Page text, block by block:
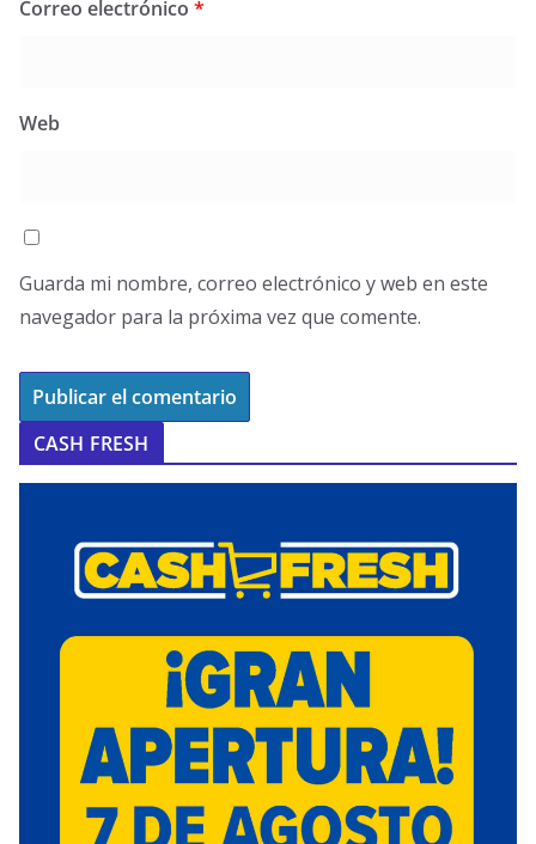
Correo electrónico *
Web
Guarda mi nombre, correo electrónico y web en este
navegador para la próxima vez que comente.
CASH FRESH